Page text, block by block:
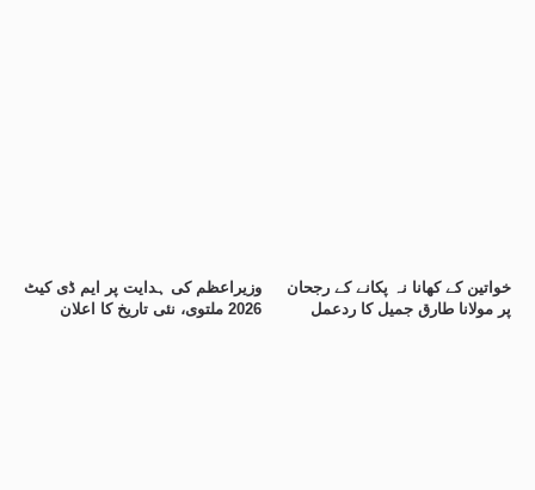
وزیراعظم کی ہدایت پر ایم ڈی کیٹ
2026 ملتوی، نئی تاریخ کا اعلان
خواتین کے کھانا نہ پکانے کے رجحان
پر مولانا طارق جمیل کا ردعمل